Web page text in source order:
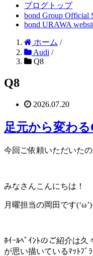
ブログトップ
bond Group Official
bond URAWA
ホーム /
Audi /
Q8
Q8
2026.07.20
足元から変わる
今回ご依頼いただいたの
みなさんこんにちは！
月曜担当の岡田です(‘ω’)
ﾎｲｰﾙﾍﾟｲﾝﾄのご紹介は久
が思い描いているﾏｯﾄﾌ